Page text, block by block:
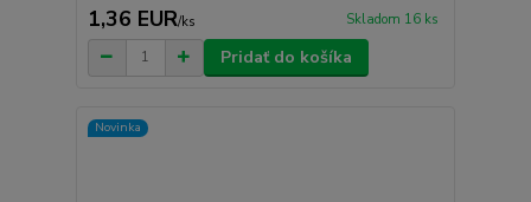
1,36 EUR/ks Skladom 16 ks
Pridať do košíka
Novinka